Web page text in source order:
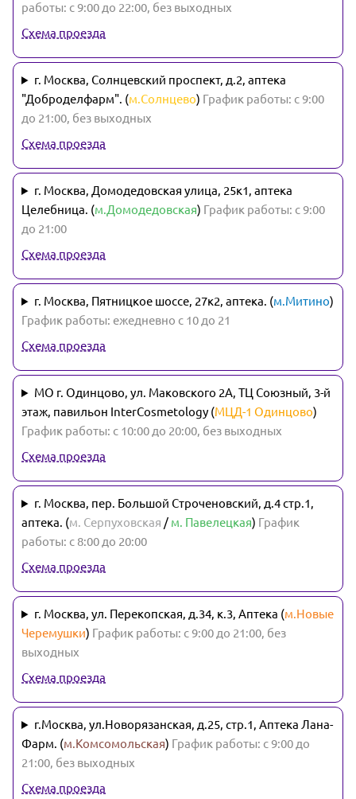
работы: с 9:00 до 22:00, без выходных
Схема проезда
г. Москва, Солнцевский проспект, д.2, аптека
"Доброделфарм". (м.Солнцево) График работы: с 9:00
до 21:00, без выходных
Схема проезда
г. Москва, Домодедовская улица, 25к1, аптека
Целебница. (м.Домодедовская) График работы: с 9:00
до 21:00
Схема проезда
г. Москва, Пятницкое шоссе, 27к2, аптека. (м.Митино)
График работы: ежедневно с 10 до 21
Схема проезда
МО г. Одинцово, ул. Маковского 2А, ТЦ Союзный, 3-й
этаж, павильон InterCosmetology (МЦД-1 Одинцово)
График работы: с 10:00 до 20:00, без выходных
Схема проезда
г. Москва, пер. Большой Строченовский, д.4 стр.1,
аптека. (м. Серпуховская / м. Павелецкая) График
работы: с 8:00 до 20:00
Схема проезда
г. Москва, ул. Перекопская, д.34, к.3, Аптека (м.Новые
Черемушки) График работы: с 9:00 до 21:00, без
выходных
Схема проезда
г.Москва, ул.Новорязанская, д.25, стр.1, Аптека Лана-
Фарм. (м.Комсомольская) График работы: с 9:00 до
21:00, без выходных
Схема проезда